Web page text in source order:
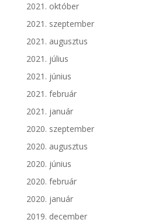
2021. október
2021. szeptember
2021. augusztus
2021. július
2021. június
2021. február
2021. január
2020. szeptember
2020. augusztus
2020. június
2020. február
2020. január
2019. december